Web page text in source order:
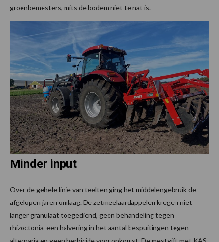
groenbemesters, mits de bodem niet te nat is.
Minder input
Over de gehele linie van teelten ging het middelengebruik de
afgelopen jaren omlaag. De zetmeelaardappelen kregen niet
langer granulaat toegediend, geen behandeling tegen
rhizoctonia, een halvering in het aantal bespuitingen tegen